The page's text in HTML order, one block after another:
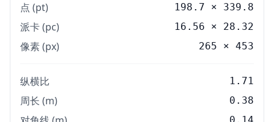
点 (pt) 198.7 × 339.8
派卡 (pc) 16.56 × 28.32
像素 (px) 265 × 453
纵横比 1.71
周长 (m) 0.38